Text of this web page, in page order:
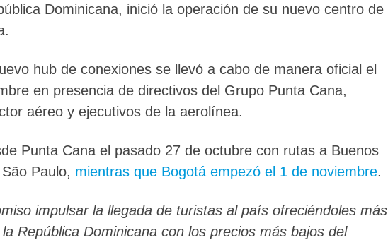
Dominicana, inició la operación de su nuevo centro de
hub de conexiones se llevó a cabo de manera oficial el
en presencia de directivos del Grupo Punta Cana,
aéreo y ejecutivos de la aerolínea.
Punta Cana el pasado 27 de octubre con rutas a Buenos
Paulo, mientras que Bogotá empezó el 1 de noviembre.
impulsar la llegada de turistas al país ofreciéndoles más
República Dominicana con los precios más bajos del